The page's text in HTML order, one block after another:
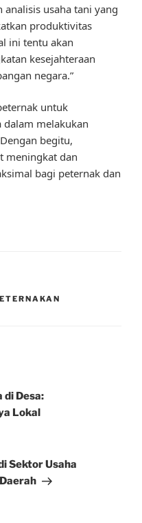
analisis usaha tani yang
produktivitas
ini tentu akan
kesejahteraan
negara.”
untuk
dalam melakukan
begitu,
meningkat dan
bagi peternak dan
di Desa:
Lokal
Sektor Usaha